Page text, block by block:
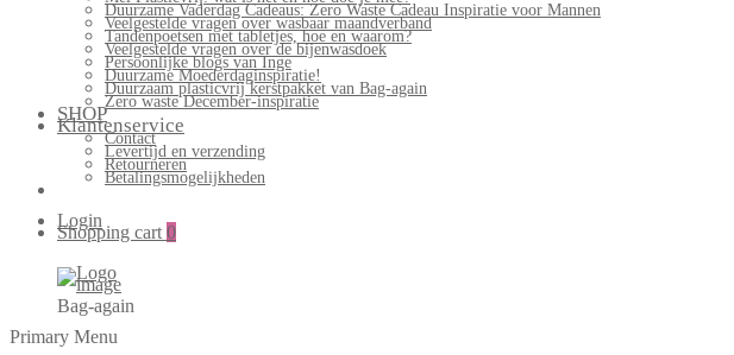
Duurzame Vaderdag Cadeaus: Zero Waste Cadeau Inspiratie voor Mannen
Veelgestelde vragen over wasbaar maandverband
Tandenpoetsen met tabletjes, hoe en waarom?
Veelgestelde vragen over de bijenwasdoek
Persoonlijke blogs van Inge
Duurzame Moederdaginspiratie!
Duurzaam plasticvrij kerstpakket van Bag-again
Zero waste December-inspiratie
SHOP
Klantenservice
Contact
Levertijd en verzending
Retourneren
Betalingsmogelijkheden
Login
Shopping cart 0
Bag-again
Primary Menu